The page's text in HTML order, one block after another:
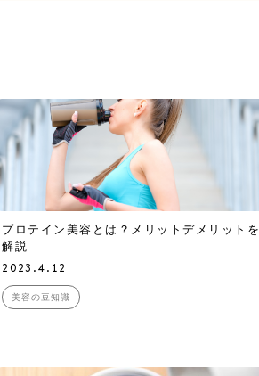
プロテイン美容とは？メリットデメリットを
解説
2023.4.12
美容の豆知識